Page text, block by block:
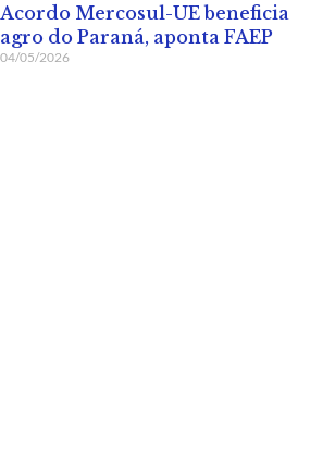
Acordo Mercosul-UE beneficia
agro do Paraná, aponta FAEP
04/05/2026